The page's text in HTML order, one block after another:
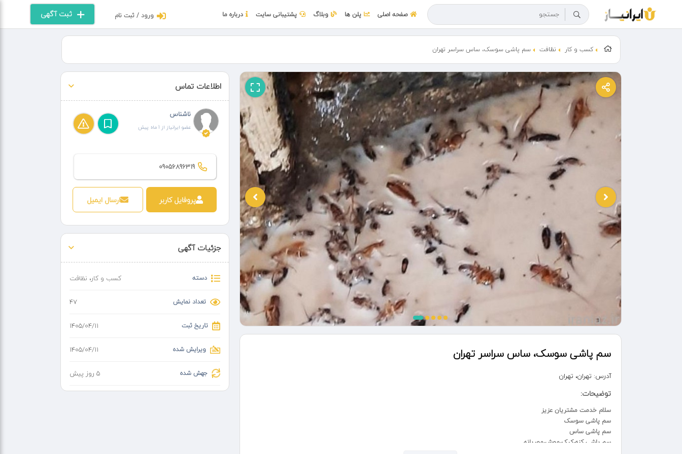
ثبت آگهی ورود / ثبت نام صفحه اصلی پلن ها وبلاگ پشتیبانی سایت درباره ما
کسب و کار نظافت سم پاشی سوسک، ساس سراسر تهران
سم پاشی سوسک، ساس سراسر تهران
آدرس: تهران، تهران
توضیحات:
سلام خدمت مشتریان عزیز
سم پاشی سوسک
سم پاشی ساس
سم پاشی کنه،کیک،موش،موریانه
اطلاعات تماس
ناشناس
عضو ایرانیاز از 1 ماه پیش
09056896319
پروفایل کاربر ارسال ایمیل
جزئیات آگهی
دسته کسب و کار، نظافت
تعداد نمایش 47
تاریخ ثبت ۱۴۰۵/۰۴/۱۱
ویرایش شده ۱۴۰۵/۰۴/۱۱
جهش شده 5 روز پیش